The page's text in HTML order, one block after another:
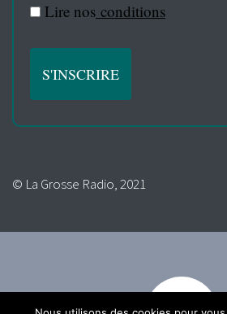
Lire nos conditions
© La Grosse Radio, 2021